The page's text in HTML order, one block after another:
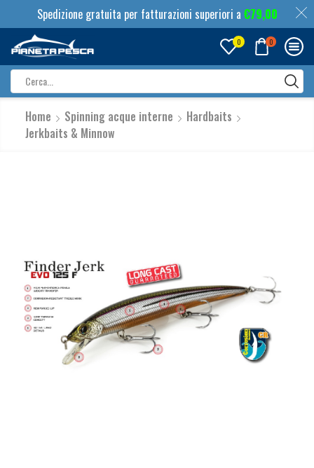
Spedizione gratuita per fatturazioni superiori a €79,00
0 0
input
Home Spinning acque interne
Hardbaits
Jerkbaits & Minnow